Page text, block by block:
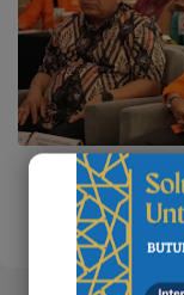
Tingkatkan
Kerja Daerah
Oktober 05, 2024